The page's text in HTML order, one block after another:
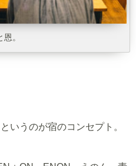
恩。
いうのが宿のコンセプト。